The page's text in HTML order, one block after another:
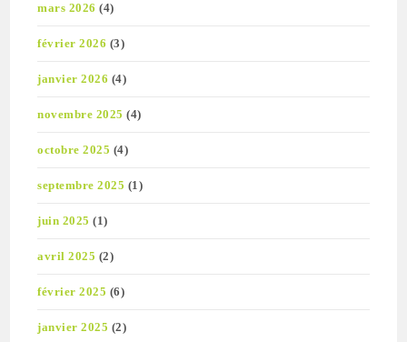
mars 2026 (4)
février 2026 (3)
janvier 2026 (4)
novembre 2025 (4)
octobre 2025 (4)
septembre 2025 (1)
juin 2025 (1)
avril 2025 (2)
février 2025 (6)
janvier 2025 (2)